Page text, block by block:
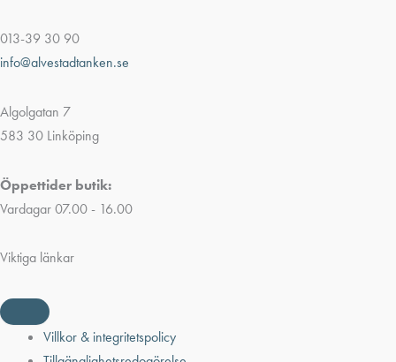
013-39 30 90
info@alvestadtanken.se
Algolgatan 7
583 30 Linköping
Öppettider butik:
Vardagar 07.00 - 16.00
Viktiga länkar
Villkor & integritetspolicy